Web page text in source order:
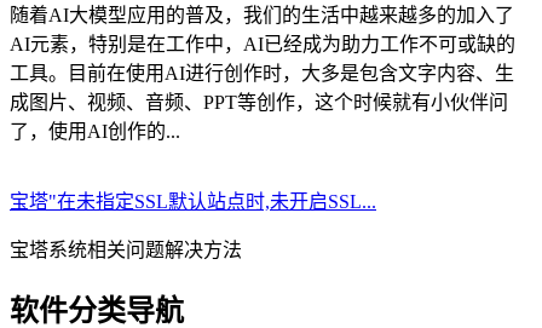
随着AI大模型应用的普及，我们的生活中越来越多的加入了
AI元素，特别是在工作中，AI已经成为助力工作不可或缺的
工具。目前在使用AI进行创作时，大多是包含文字内容、生
成图片、视频、音频、PPT等创作，这个时候就有小伙伴问
了，使用AI创作的...
宝塔"在未指定SSL默认站点时,未开启SSL...
宝塔系统相关问题解决方法
软件分类导航